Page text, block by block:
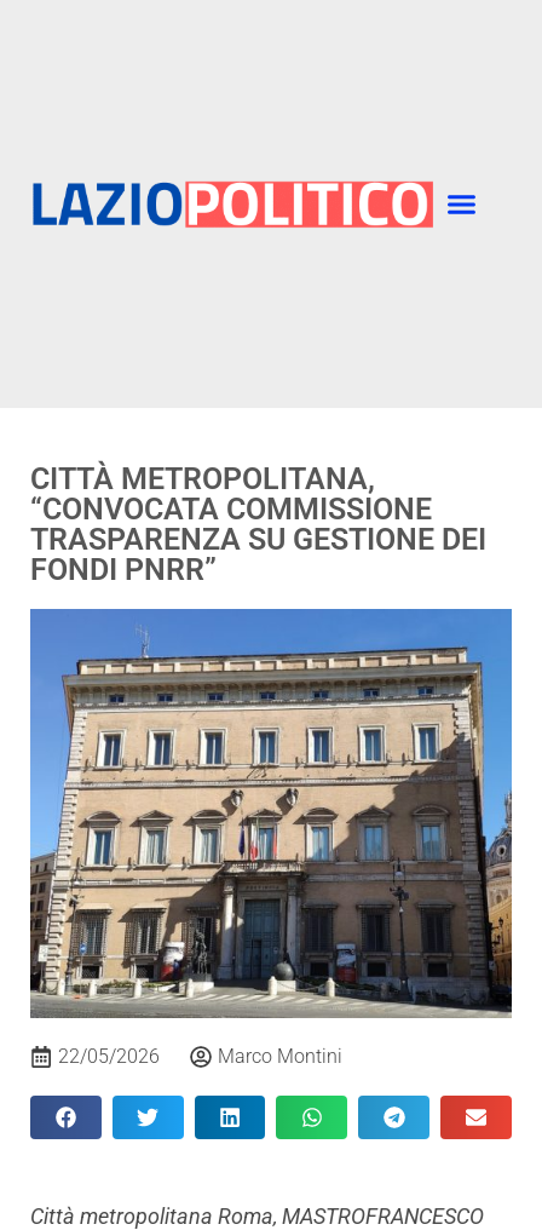
​CITTÀ METROPOLITANA,
“CONVOCATA COMMISSIONE
TRASPARENZA SU GESTIONE DEI
FONDI PNRR”
22/05/2026 Marco Montini
​Città metropolitana Roma, MASTROFRANCESCO